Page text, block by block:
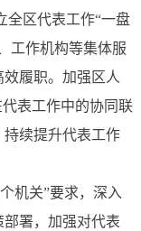
全区代表工作“一盘
工作机构等集体服
履职。加强区人
表工作中的协同联
续提升代表工作
机关”要求，深入
署，加强对代表